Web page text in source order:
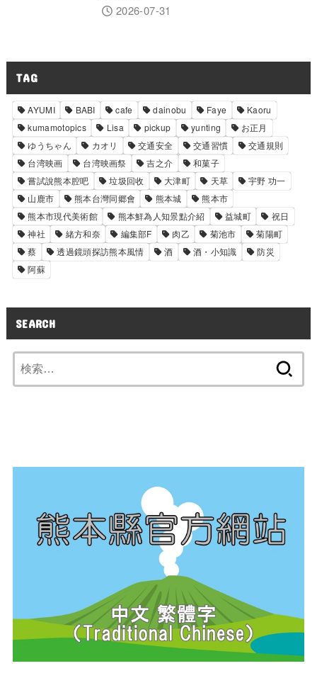
2026-07-31
TAG
AYUMI BABI cafe dainobu Faye
Kaoru
kumamotopics
Lisa pickup yunting
お正月
ゆうちゃん
カオリ 交通安全 交通習慣
交通規則
台湾映画
台湾映画祭 吉之介
和菓子
嘗試說熊本腔吧
垃圾回收 大津町 天草
宇野 功一
山鹿市
熊本台灣同郷會 熊本城
熊本市
熊本市現代美術館
熊本鮮為人知景點介紹 益城町
祝日
神社
緒方和奈 編集部F 肉乙 菊池市
菊陽町
蔡
透過鏡頭探訪熊本風情 酒 酒・小知識
防災
阿蘇
SEARCH
索: